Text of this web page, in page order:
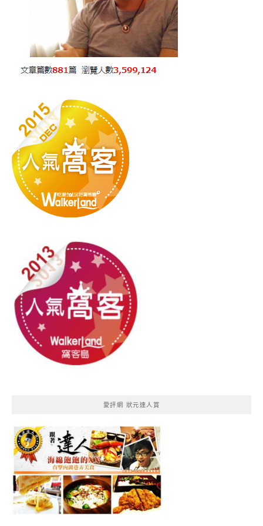
愛評網 狀元達人賞